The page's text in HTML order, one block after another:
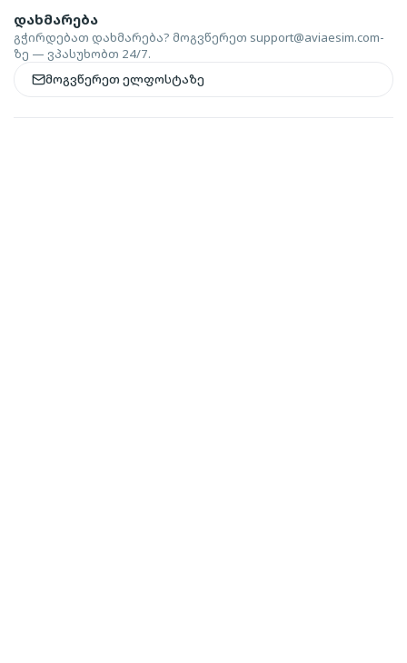
დახმარება
გჭირდებათ დახმარება? მოგვწერეთ support@aviaesim.com-
ზე — ვპასუხობთ 24/7.
მოგვწერეთ ელფოსტაზე